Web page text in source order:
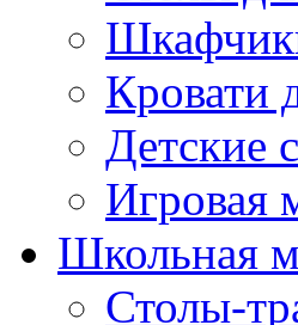
Кровати
Детские
Игровая
Школьная
Столы-